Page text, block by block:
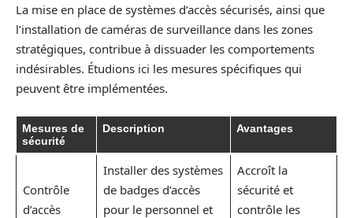
La mise en place de systèmes d’accès sécurisés, ainsi que
l’installation de caméras de surveillance dans les zones
stratégiques, contribue à dissuader les comportements
indésirables. Étudions ici les mesures spécifiques qui
peuvent être implémentées.
Mesures de
sécurité
Description Avantages
Contrôle
d’accès
Installer des systèmes
de badges d’accès
pour le personnel et
Accroît la
sécurité et
contrôle les